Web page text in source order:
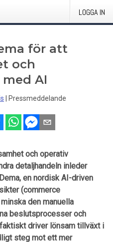
LOGGA IN
för att
och
AI
Pressmeddelande
och operativ
detaljhandeln inleder
en nordisk AI-driven
(commerce
den manuella
beslutsprocesser och
driver lönsam tillväxt i
steg mot ett mer